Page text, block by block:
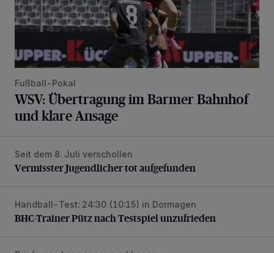
Fußball-Pokal
WSV: Übertragung im Barmer Bahnhof
und klare Ansage
Vermisster Jugendlicher tot aufgefunden
Seit dem 8. Juli verschollen
Vermisster Jugendlicher tot aufgefunden
BHC-Trainer Pütz nach Testspiel unzufrieden
Handball-Test: 24:30 (10:15) in Dormagen
BHC-Trainer Pütz nach Testspiel unzufrieden